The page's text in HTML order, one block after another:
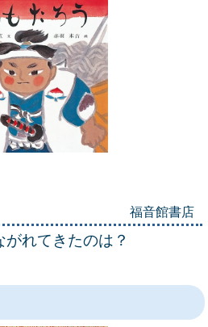
福音館書店
れてきたのは？